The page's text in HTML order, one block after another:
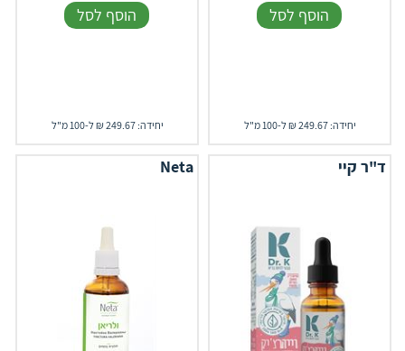
הוסף לסל
יחידה: 249.67 ₪ ל-100 מ"ל
הוסף לסל
יחידה: 249.67 ₪ ל-100 מ"ל
ד"ר קיי Neta